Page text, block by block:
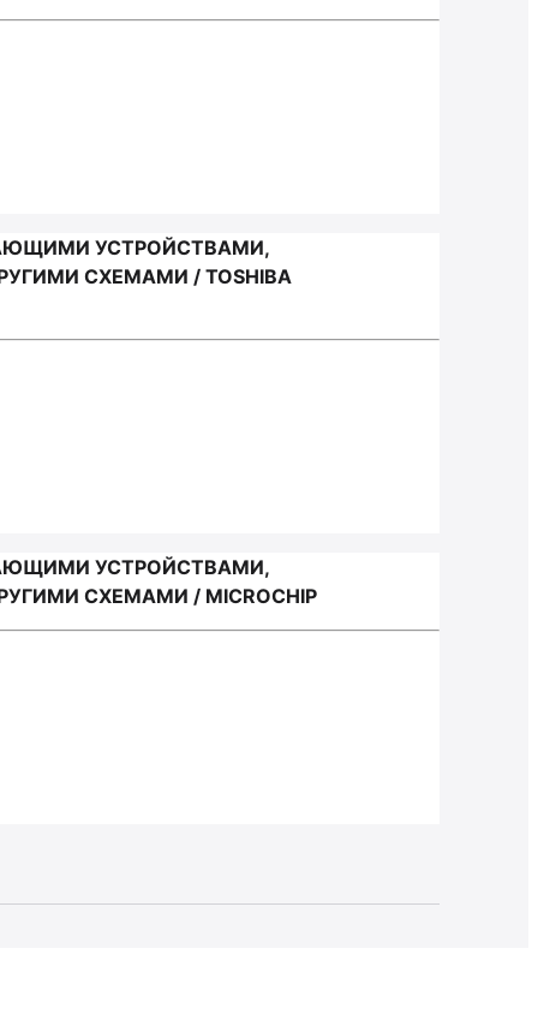
УСТРОЙСТВАМИ,
СХЕМАМИ / TOSHIBA
УСТРОЙСТВАМИ,
СХЕМАМИ / MICROCHIP